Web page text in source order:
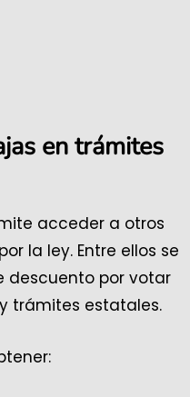
en trámites
acceder a otros
la ley. Entre ellos se
descuento por votar
trámites estatales.